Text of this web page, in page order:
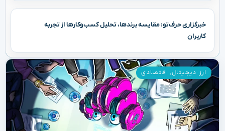
خبرگزاری حرف‌تو: مقایسه برندها، تحلیل کسب‌وکارها از تجربه
کاربران
ارز دیجیتال, اقتصادی